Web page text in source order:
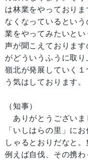
は林業をやっており
なくなっているとい
業をやってみたいと
声が聞こえておりま
がどういうふうに取
嶺北が発展していく
う気はしております。
（知事）
ありがとうございま
「いしはらの里」に
しゃるとおりだなと
例えば自伐、その携